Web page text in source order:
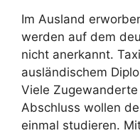
Im Ausland
werden auf dem
nicht anerkannt.
ausländischem
Viele
Abschluss wollen
einmal studieren.